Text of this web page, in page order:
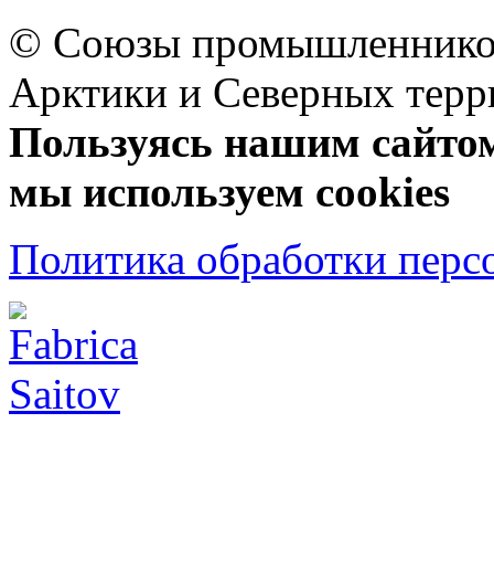
© Союзы
Арктики и Северных
Пользуясь нашим
мы используем cookies
Политика обработки